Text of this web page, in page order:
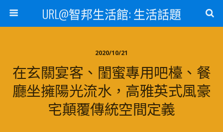
URL@智邦生活館: 生活話題
2020/10/21
在玄關宴客、閨蜜專用吧檯、餐
廳坐擁陽光流水，高雅英式風豪
宅顛覆傳統空間定義